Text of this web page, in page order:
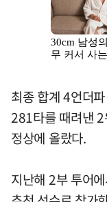
최종 합계 4언더
281타를 때려낸 2
정상에 올랐다.
지난해 2부 투어